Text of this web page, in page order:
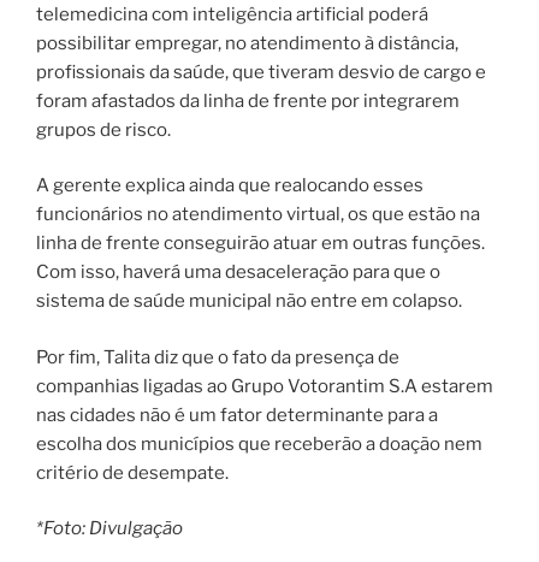
telemedicina com inteligência artificial poderá
possibilitar empregar, no atendimento à distância,
profissionais da saúde, que tiveram desvio de cargo e
foram afastados da linha de frente por integrarem
grupos de risco.
A gerente explica ainda que realocando esses
funcionários no atendimento virtual, os que estão na
linha de frente conseguirão atuar em outras funções.
Com isso, haverá uma desaceleração para que o
sistema de saúde municipal não entre em colapso.
Por fim, Talita diz que o fato da presença de
companhias ligadas ao Grupo Votorantim S.A estarem
nas cidades não é um fator determinante para a
escolha dos municípios que receberão a doação nem
critério de desempate.
*Foto: Divulgação